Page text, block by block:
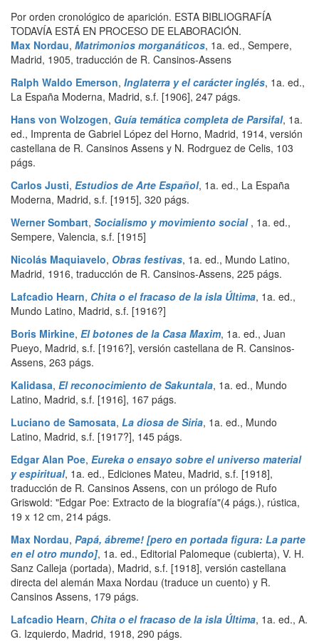
Por orden cronológico de aparición. ESTA BIBLIOGRAFÍA
TODAVÍA ESTÁ EN PROCESO DE ELABORACIÓN.
Max Nordau, Matrimonios morganáticos, 1a. ed., Sempere,
Madrid, 1905, traducción de R. Cansinos-Assens
Ralph Waldo Emerson, Inglaterra y el carácter inglés, 1a. ed.,
La España Moderna, Madrid, s.f. [1906], 247 págs.
Hans von Wolzogen, Guía temática completa de Parsifal, 1a.
ed., Imprenta de Gabriel López del Horno, Madrid, 1914, versión
castellana de R. Cansinos Assens y N. Rodrguez de Celis, 103
págs.
Carlos Justi, Estudios de Arte Español, 1a. ed., La España
Moderna, Madrid, s.f. [1915], 320 págs.
Werner Sombart, Socialismo y movimiento social , 1a. ed.,
Sempere, Valencia, s.f. [1915]
Nicolás Maquiavelo, Obras festivas, 1a. ed., Mundo Latino,
Madrid, 1916, traducción de R. Cansinos-Assens, 225 págs.
Lafcadio Hearn, Chita o el fracaso de la isla Última, 1a. ed.,
Mundo Latino, Madrid, s.f. [1916?]
Boris Mirkine, El botones de la Casa Maxim, 1a. ed., Juan
Pueyo, Madrid, s.f. [1916?], versión castellana de R. Cansinos-
Assens, 263 págs.
Kalidasa, El reconocimiento de Sakuntala, 1a. ed., Mundo
Latino, Madrid, s.f. [1916], 167 págs.
Luciano de Samosata, La diosa de Siria, 1a. ed., Mundo
Latino, Madrid, s.f. [1917?], 145 págs.
Edgar Alan Poe, Eureka o ensayo sobre el universo material
y espiritual, 1a. ed., Ediciones Mateu, Madrid, s.f. [1918],
traducción de R. Cansinos Assens, con un prólogo de Rufo
Griswold: "Edgar Poe: Extracto de la biografía"(4 págs.), rústica,
19 x 12 cm, 214 págs.
Max Nordau, Papá, ábreme! [pero en portada figura: La parte
en el otro mundo], 1a. ed., Editorial Palomeque (cubierta), V. H.
Sanz Calleja (portada), Madrid, s.f. [1918], versión castellana
directa del alemán Maxa Nordau (traduce un cuento) y R.
Cansinos Assens, 179 págs.
Lafcadio Hearn, Chita o el fracaso de la isla Última, 1a. ed., A.
G. Izquierdo, Madrid, 1918, 290 págs.